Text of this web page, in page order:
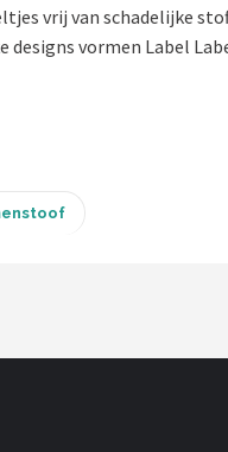
vrij van schadelijke
vormen Label